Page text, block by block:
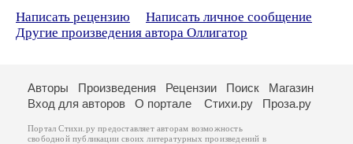
Написать рецензию
Написать личное сообщение
Другие произведения автора Оллигатор
Авторы Произведения Рецензии Поиск
Магазин
Вход для авторов
О портале Стихи.ру Проза.ру
Портал Стихи.ру предоставляет авторам возможность
свободной публикации своих литературных произведений в